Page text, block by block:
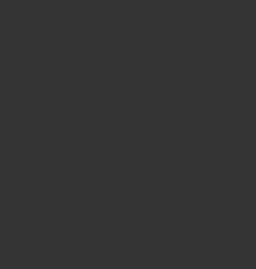
Ophidian Mini Dress